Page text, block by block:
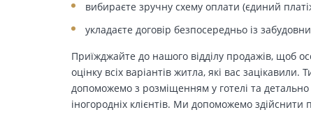
вибираєте зручну схему оплати (єдиний
укладаєте договір безпосередньо із
Приїжджайте до нашого відділу продажів, щоб
оцінку всіх варіантів житла, які вас
допоможемо з розміщенням у готелі та
іногородніх клієнтів. Ми допоможемо